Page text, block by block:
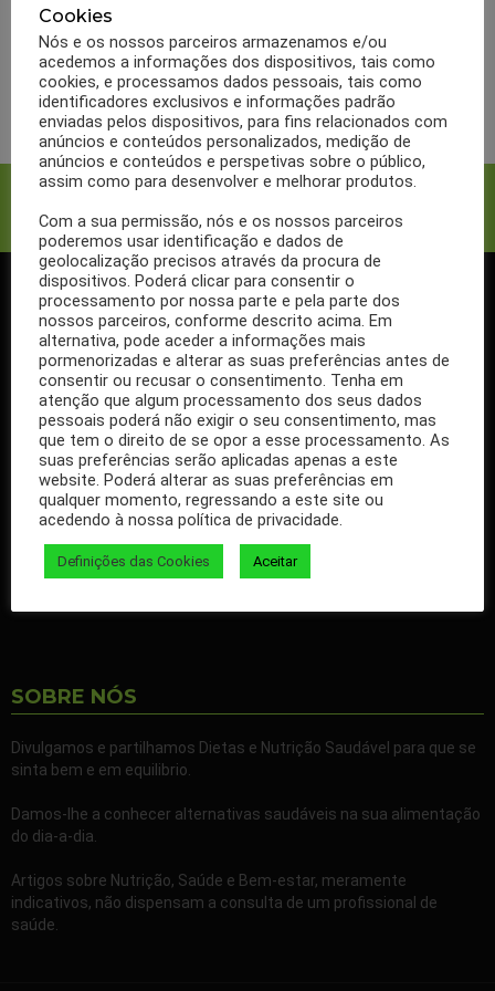
diabéticos
LER MAIS
SIGA-NOS NO FACEBOOK
Se ainda não segue a nossa página de Facebook, não espere mais!
Basta clicar no botão Seguir em cima.
Ao seguir a nossa página passa a receber gratuitamente os
nossos artigos no seu Facebook.
Partilhe também a nossa página com todos os seus familiares e
amigos.
SOBRE NÓS
Divulgamos e partilhamos Dietas e Nutrição Saudável para que se
sinta bem e em equilibrio.
Damos-lhe a conhecer alternativas saudáveis na sua alimentação
do dia-a-dia.
Artigos sobre Nutrição, Saúde e Bem-estar, meramente
indicativos, não dispensam a consulta de um profissional de
saúde.
Cookies
Nós e os nossos parceiros armazenamos e/ou
acedemos a informações dos dispositivos, tais como
cookies, e processamos dados pessoais, tais como
identificadores exclusivos e informações padrão
enviadas pelos dispositivos, para fins relacionados com
anúncios e conteúdos personalizados, medição de
anúncios e conteúdos e perspetivas sobre o público,
assim como para desenvolver e melhorar produtos.
Com a sua permissão, nós e os nossos parceiros
poderemos usar identificação e dados de
geolocalização precisos através da procura de
dispositivos. Poderá clicar para consentir o
processamento por nossa parte e pela parte dos
nossos parceiros, conforme descrito acima. Em
alternativa, pode aceder a informações mais
pormenorizadas e alterar as suas preferências antes de
consentir ou recusar o consentimento. Tenha em
atenção que algum processamento dos seus dados
pessoais poderá não exigir o seu consentimento, mas
que tem o direito de se opor a esse processamento. As
suas preferências serão aplicadas apenas a este
website. Poderá alterar as suas preferências em
qualquer momento, regressando a este site ou
acedendo à nossa política de privacidade.
Definições das Cookies Aceitar